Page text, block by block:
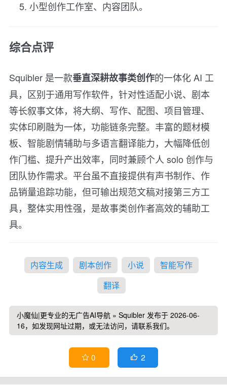
小型创作工作室、内容团队。
综合点评
Squibler 是一款垂直深耕故事类创作的一体化 AI 工
具，区别于通用写作软件，针对性适配小说、剧本
等长叙事文体，将大纲、写作、配图、项目管理、
实体印刷融为一体，功能链条完整。丰富的题材模
板、智能剧情辅助与多语言翻译能力，大幅降低创
作门槛、提升产出效率，同时兼顾个人 solo 创作与
团队协作需求。平台虽不直接提供有声书制作、作
品销量追踪功能，但可输出规范文稿对接第三方工
具，整体实用性强，是故事类创作者高效的辅助工
具。
内容生成 剧本创作 小说
智能写作
翻译
小魔仙|更专业的无广告AI导航 » Squibler 发布于 2026-06-
16，如发现网址过期，或无法访问，请联系我们。
 0  2